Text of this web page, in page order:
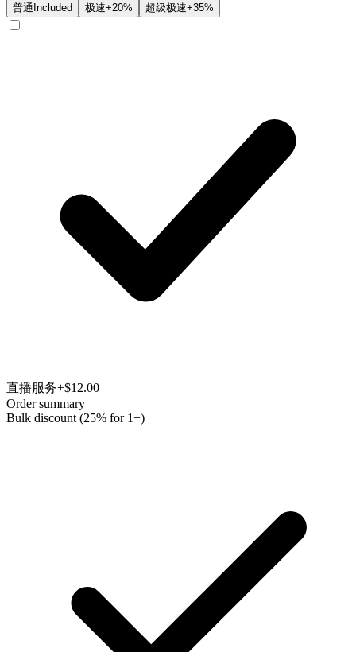
普通 Included 极速+20% 超级极速+35%
直播服务+$12.00
Order summary
Bulk discount (25% for 1+)